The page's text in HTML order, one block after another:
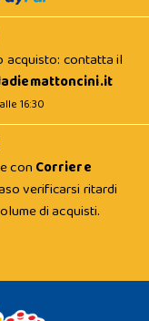
acquisto: contatta il
16:30
con Corriere
verificarsi ritardi
di acquisti.